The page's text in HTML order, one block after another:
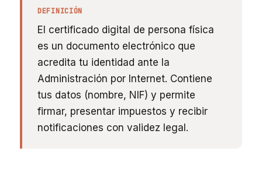
DEFINICIÓN
El certificado digital de persona física
es un documento electrónico que
acredita tu identidad ante la
Administración por Internet. Contiene
tus datos (nombre, NIF) y permite
firmar, presentar impuestos y recibir
notificaciones con validez legal.